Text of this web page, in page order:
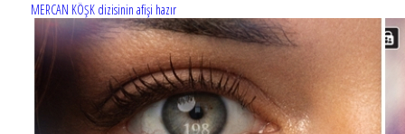
MERCAN KÖŞK dizisinin afişi hazır